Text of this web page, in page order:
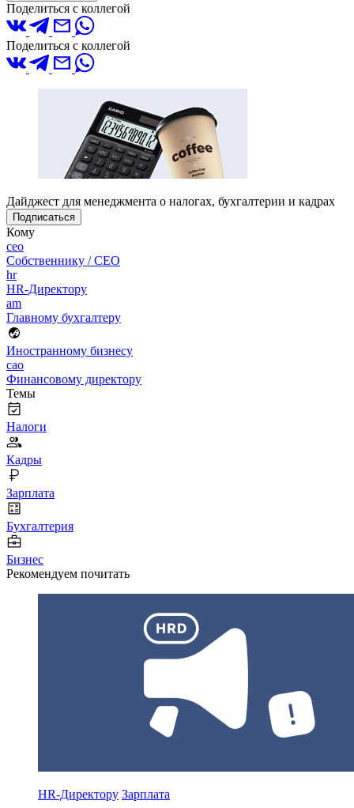
Поделиться с коллегой
Поделиться с коллегой
Дайджест для менеджмента о налогах, бухгалтерии и кадрах
Подписаться
Кому
ceo
Собственнику / CEO
hr
HR-Директору
am
Главному бухгалтеру
Иностранному бизнесу
cao
Финансовому директору
Темы
Налоги
Кадры
Зарплата
Бухгалтерия
Бизнес
Рекомендуем почитать
HR-Директору Зарплата